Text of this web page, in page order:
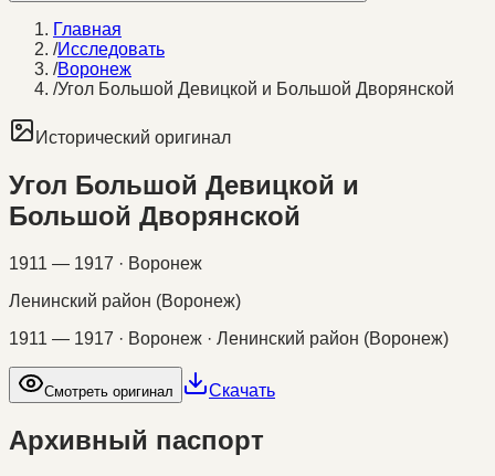
Главная
/Исследовать
/Воронеж
/Угол Большой Девицкой и Большой Дворянской
Исторический оригинал
Угол Большой Девицкой и
Большой Дворянской
1911 — 1917 · Воронеж
Ленинский район (Воронеж)
1911 — 1917 · Воронеж · Ленинский район (Воронеж)
Смотреть оригинал Скачать
Архивный паспорт